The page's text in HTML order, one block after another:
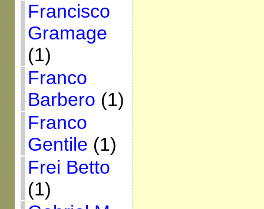
Francisco
Gramage
(1)
Franco
Barbero (1)
Franco
Gentile (1)
Frei Betto
(1)